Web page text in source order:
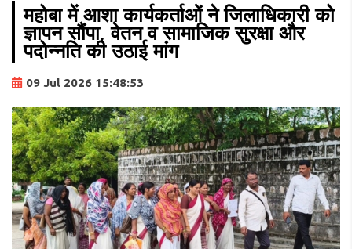
महोबा में आशा कार्यकर्ताओं ने जिलाधिकारी को
ज्ञापन सौंपा, वेतन व सामाजिक सुरक्षा और
पदोन्नति की उठाई मांग
09 Jul 2026 15:48:53